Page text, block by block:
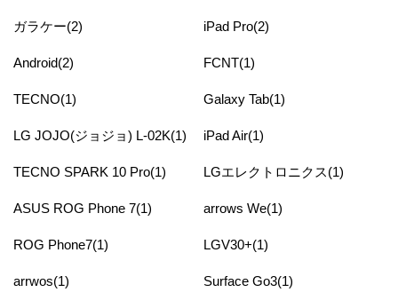
ガラケー(2) iPad Pro(2)
Android(2) FCNT(1)
TECNO(1) Galaxy Tab(1)
LG JOJO(ジョジョ) L-02K(1) iPad Air(1)
TECNO SPARK 10 Pro(1) LGエレクトロニクス(1)
ASUS ROG Phone 7(1) arrows We(1)
ROG Phone7(1) LGV30+(1)
arrwos(1) Surface Go3(1)